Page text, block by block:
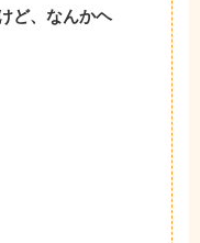
ど、なんかヘ